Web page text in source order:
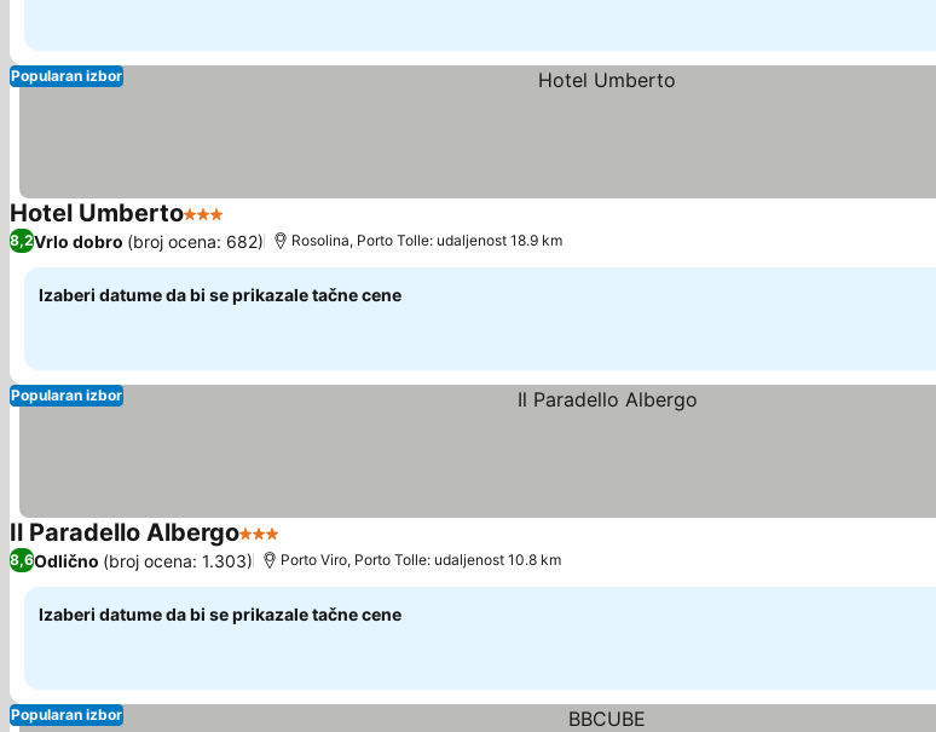
Popularan izbor
Hotel Umberto3 ZvezdicePogledaj cene
8,2Vrlo dobro (broj ocena: 682) Rosolina, Porto Tolle: udaljenost 18.9 km
Izaberi datume da bi se prikazale tačne cene
Popularan izbor
Il Paradello Albergo3 Zvezdice
8,6Odlično (broj ocena: 1.303) Porto Viro, Porto Tolle: udaljenost 10.8 km
Izaberi datume da bi se prikazale tačne cene
Popularan izbor